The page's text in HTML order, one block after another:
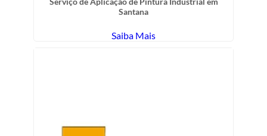
Santana
Saiba Mais